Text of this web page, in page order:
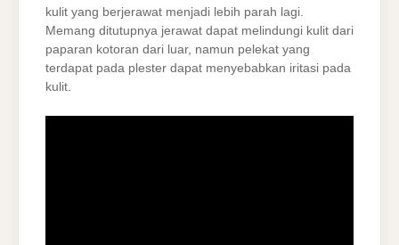
kulit yang berjerawat menjadi lebih parah lagi.
Memang ditutupnya jerawat dapat melindungi kulit dari
paparan kotoran dari luar, namun pelekat yang
terdapat pada plester dapat menyebabkan iritasi pada
kulit.